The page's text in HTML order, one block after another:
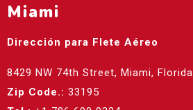
Miami
Dirección para Flete Aéreo
8429 NW 74th Street, Miami, Florida
Zip Code.: 33195